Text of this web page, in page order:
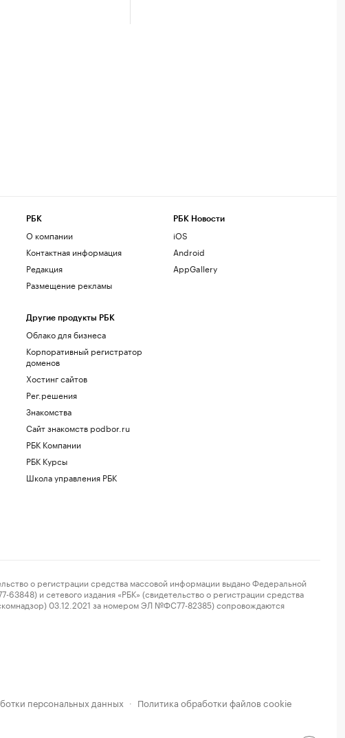
РБК
О компании
Контактная информация
Редакция
Размещение рекламы
Другие продукты РБК
Облако для бизнеса
Корпоративный регистратор
доменов
Хостинг сайтов
Рег.решения
Знакомства
Сайт знакомств podbor.ru
РБК Компании
РБК Курсы
Школа управления РБК
РБК Новости
iOS
Android
AppGallery
о регистрации средства массовой информации выдано Федеральной
и сетевого издания «РБК» (свидетельство о регистрации средства
03.12.2021 за номером ЭЛ №ФС77-82385) сопровождаются
персональных данных · Политика обработки файлов cookie